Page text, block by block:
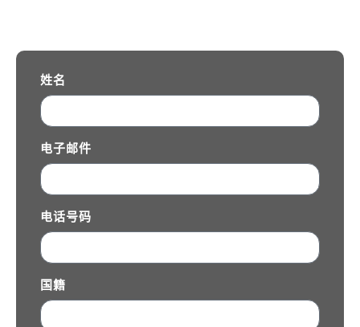
姓名
电子邮件
电话号码
国籍